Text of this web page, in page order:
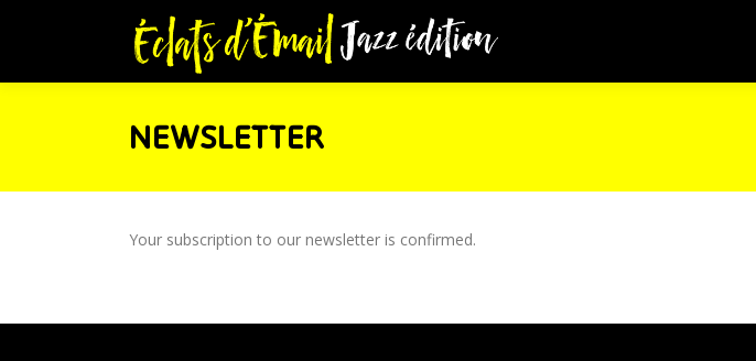
NEWSLETTER
Your subscription to our newsletter is confirmed.